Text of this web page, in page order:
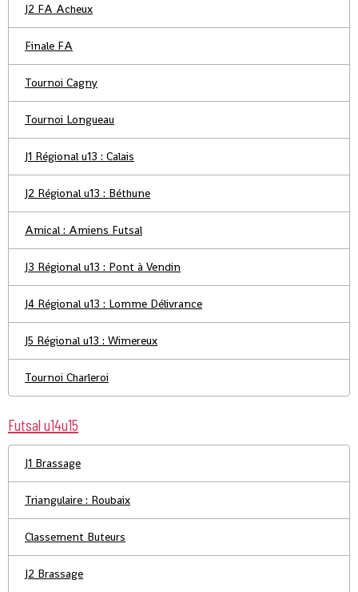
J2 FA Acheux
Finale FA
Tournoi Cagny
Tournoi Longueau
J1 Régional u13 : Calais
J2 Régional u13 : Béthune
Amical : Amiens Futsal
J3 Régional u13 : Pont à Vendin
J4 Régional u13 : Lomme Délivrance
J5 Régional u13 : Wimereux
Tournoi Charleroi
Futsal u14u15
J1 Brassage
Triangulaire : Roubaix
Classement Buteurs
J2 Brassage